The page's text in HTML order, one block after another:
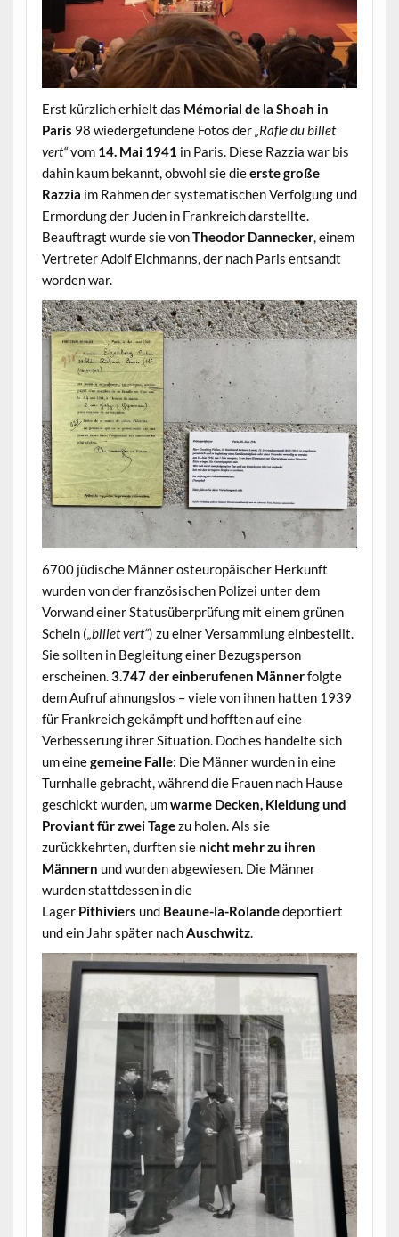
Erst kürzlich erhielt das Mémorial de la Shoah in
Paris 98 wiedergefundene Fotos der„Rafle du billet
vert“vom 14. Mai 1941 in Paris. Diese Razzia war bis
dahin kaum bekannt, obwohl sie dieerste große
Razzia im Rahmen der systematischen Verfolgung und
Ermordung der Juden in Frankreich darstellte.
Beauftragt wurde sie vonTheodor Dannecker, einem
Vertreter Adolf Eichmanns, der nach Paris entsandt
worden war.
6700 jüdische Männer osteuropäischer Herkunft
wurden von der französischen Polizei unter dem
Vorwand einer Statusüberprüfung mit einem grünen
Schein („billet vert“) zu einer Versammlung einbestellt.
Sie sollten in Begleitung einer Bezugsperson
erscheinen.3.747 der einberufenen Männerfolgte
dem Aufruf ahnungslos – viele von ihnen hatten 1939
für Frankreich gekämpft und hofften auf eine
Verbesserung ihrer Situation. Doch es handelte sich
um einegemeine Falle: Die Männer wurden in eine
Turnhalle gebracht, während die Frauen nach Hause
geschickt wurden, umwarme Decken, Kleidung und
Proviant für zwei Tagezu holen. Als sie
zurückkehrten, durften sie nicht mehr zu ihren
Männern und wurden abgewiesen. Die Männer
wurden stattdessen in die
Lager Pithiviers und Beaune-la-Rolandedeportiert
und ein Jahr später nachAuschwitz.